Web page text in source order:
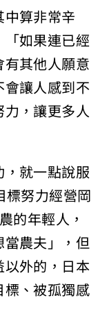
算非常辛
如果連已經
其他人願意
讓人感到不
，讓更多人
就一點說服
努力經營岡
的年輕人，
農夫」，但
外的，日本
、被孤獨感